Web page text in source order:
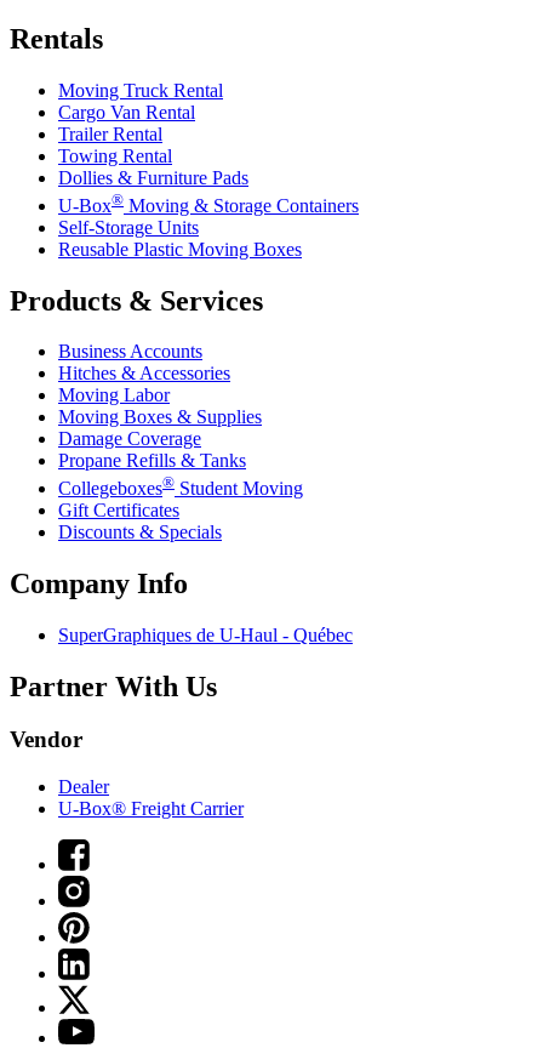
Rentals
Moving Truck Rental
Cargo Van Rental
Trailer Rental
Towing Rental
Dollies & Furniture Pads
U-Box® Moving & Storage Containers
Self-Storage Units
Reusable Plastic Moving Boxes
Products & Services
Business Accounts
Hitches & Accessories
Moving Labor
Moving Boxes & Supplies
Damage Coverage
Propane Refills & Tanks
Collegeboxes® Student Moving
Gift Certificates
Discounts & Specials
Company Info
SuperGraphiques de U-Haul - Québec
Partner With Us
Vendor
Dealer
U-Box® Freight Carrier